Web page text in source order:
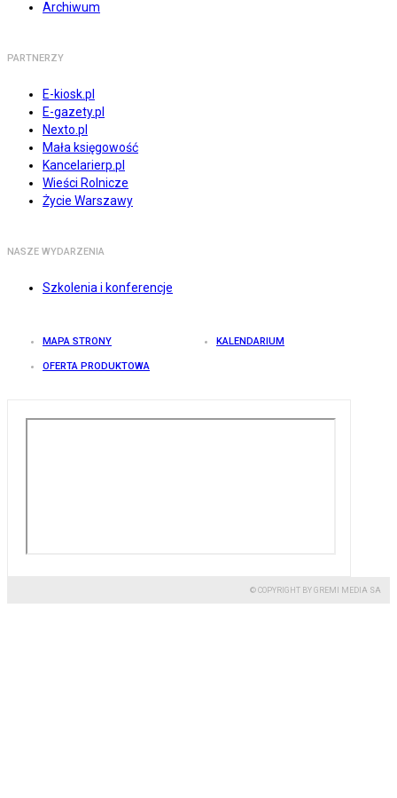
Archiwum
PARTNERZY
E-kiosk.pl
E-gazety.pl
Nexto.pl
Mała księgowość
Kancelarierp.pl
Wieści Rolnicze
Życie Warszawy
NASZE WYDARZENIA
Szkolenia i konferencje
MAPA STRONY KALENDARIUM
OFERTA PRODUKTOWA
© COPYRIGHT BY GREMI MEDIA SA